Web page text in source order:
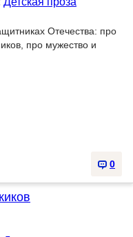
Отечества: про
про мужество и
0